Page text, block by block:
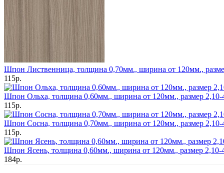
Шпон Лиственница, толщина 0,70мм., ширина от 120мм.,
115р.
Шпон Ольха, толщина 0,60мм., ширина от 120мм., размер 2,10-
115р.
Шпон Сосна, толщина 0,70мм., ширина от 120мм., размер 2,10-
115р.
Шпон Ясень, толщина 0,60мм., ширина от 120мм., размер 2,10-
184р.